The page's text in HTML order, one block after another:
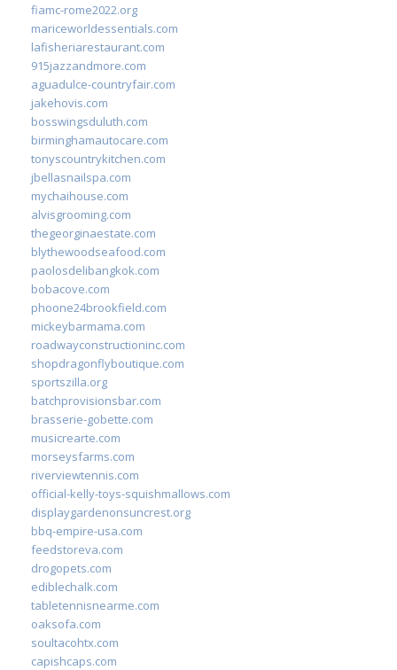
fiamc-rome2022.org
mariceworldessentials.com
lafisheriarestaurant.com
915jazzandmore.com
aguadulce-countryfair.com
jakehovis.com
bosswingsduluth.com
birminghamautocare.com
tonyscountrykitchen.com
jbellasnailspa.com
mychaihouse.com
alvisgrooming.com
thegeorginaestate.com
blythewoodseafood.com
paolosdelibangkok.com
bobacove.com
phoone24brookfield.com
mickeybarmama.com
roadwayconstructioninc.com
shopdragonflyboutique.com
sportszilla.org
batchprovisionsbar.com
brasserie-gobette.com
musicrearte.com
morseysfarms.com
riverviewtennis.com
official-kelly-toys-squishmallows.com
displaygardenonsuncrest.org
bbq-empire-usa.com
feedstoreva.com
drogopets.com
ediblechalk.com
tabletennisnearme.com
oaksofa.com
soultacohtx.com
capishcaps.com